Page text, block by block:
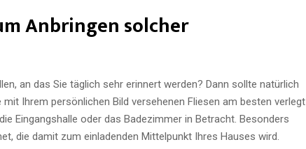
Anbringen solcher
an das Sie täglich sehr erinnert werden? Dann sollte natürlich
Ihrem persönlichen Bild versehenen Fliesen am besten verlegt
Eingangshalle oder das Badezimmer in Betracht. Besonders
die damit zum einladenden Mittelpunkt Ihres Hauses wird.